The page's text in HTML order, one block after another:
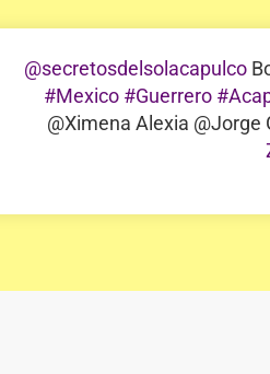
@secretosdelsolacapulco
#Mexico #Guerrero
@Ximena Alexia @Jorge